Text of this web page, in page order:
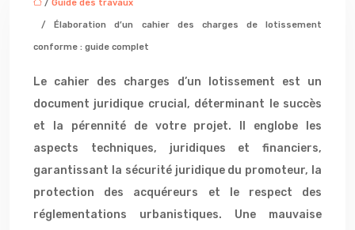
/ Guide des travaux
/ Élaboration d’un cahier des charges de lotissement
conforme : guide complet
Le cahier des charges d’un lotissement est un
document juridique crucial, déterminant le succès
et la pérennité de votre projet. Il englobe les
aspects techniques, juridiques et financiers,
garantissant la sécurité juridique du promoteur, la
protection des acquéreurs et le respect des
réglementations urbanistiques. Une mauvaise